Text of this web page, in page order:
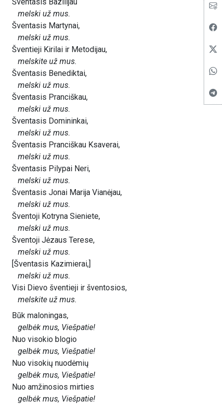
melski už mus.
Šventasis Martynai,
melski už mus.
Šventieji Kirilai ir Metodijau,
melskite už mus.
Šventasis Benediktai,
melski už mus.
Šventasis Pranciškau,
melski už mus.
Šventasis Domininkai,
melski už mus.
Šventasis Pranciškau Ksaverai,
melski už mus.
Šventasis Pilypai Neri,
melski už mus.
Šventasis Jonai Marija Vianėjau,
melski už mus.
Šventoji Kotryna Sieniete,
melski už mus.
Šventoji Jėzaus Terese,
melski už mus.
[Šventasis Kazimierai,]
melski už mus.
Visi Dievo šventieji ir šventosios,
melskite už mus.
Būk maloningas,
gelbėk mus, Viešpatie!
Nuo visokio blogio
gelbėk mus, Viešpatie!
Nuo visokių nuodėmių
gelbėk mus, Viešpatie!
Nuo amžinosios mirties
gelbėk mus, Viešpatie!